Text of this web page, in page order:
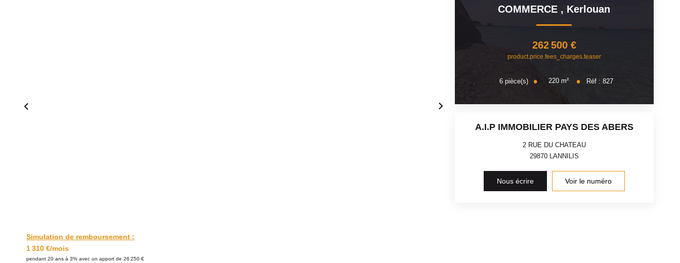
Simulation de remboursement :
1 310 €/mois
pendant 20 ans à 3% avec un apport de 26 250 €
COMMERCE , Kerlouan
262 500 €
product.price.fees_charges.teaser
6 pièce(s) 220 m² Réf : 827
A.I.P IMMOBILIER PAYS DES ABERS
2 RUE DU CHATEAU
29870 LANNILIS
Nous écrire Voir le numéro